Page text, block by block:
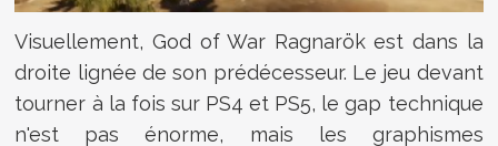
Visuellement, God of War Ragnarök est dans la
droite lignée de son prédécesseur. Le jeu devant
tourner à la fois sur PS4 et PS5, le gap technique
n'est pas énorme, mais les graphismes